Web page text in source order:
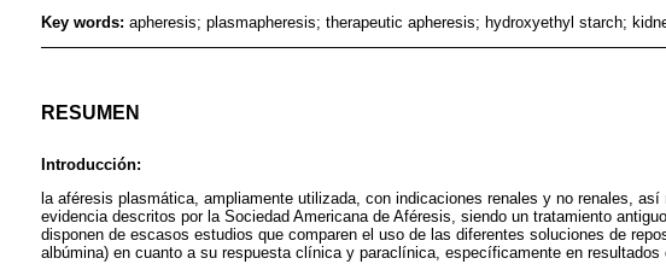
Key words: apheresis; plasmapheresis; therapeutic apheresis; hydroxyethyl starch;
RESUMEN
Introducción:
la aféresis plasmática, ampliamente utilizada, con indicaciones renales y no renales,
evidencia descritos por la Sociedad Americana de Aféresis, siendo un tratamiento
disponen de escasos estudios que comparen el uso de las diferentes soluciones de
albúmina) en cuanto a su respuesta clínica y paraclínica, específicamente en resultados